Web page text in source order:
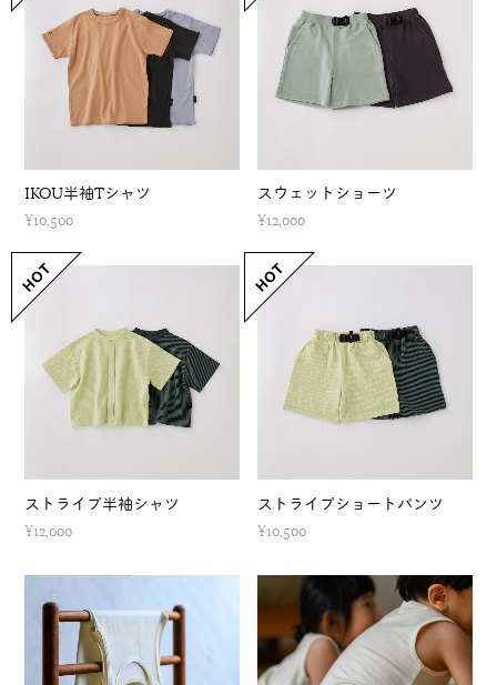
IKOU半袖Tシャツ
¥10,500
スウェットショーツ
¥12,000
ストライプ半袖シャツ
¥12,000
ストライプショートパンツ
¥10,500